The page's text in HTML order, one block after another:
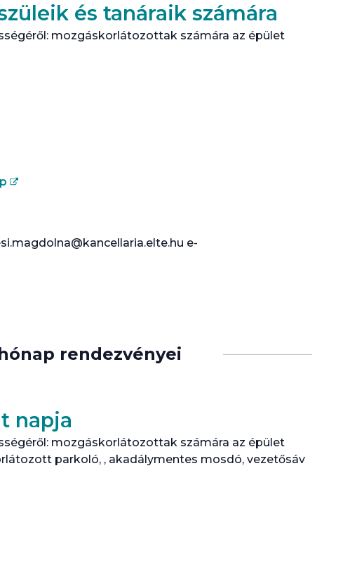
és tanáraik számára
mozgáskorlátozottak számára az épület
e-
rendezvényei
napja
mozgáskorlátozottak számára az épület
parkoló, , akadálymentes mosdó, vezetősáv